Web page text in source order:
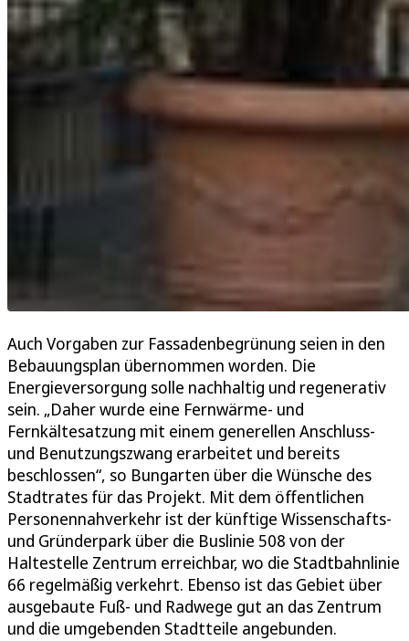
Auch Vorgaben zur Fassadenbegrünung seien in den
Bebauungsplan übernommen worden. Die
Energieversorgung solle nachhaltig und regenerativ
sein. „Daher wurde eine Fernwärme- und
Fernkältesatzung mit einem generellen Anschluss-
und Benutzungszwang erarbeitet und bereits
beschlossen“, so Bungarten über die Wünsche des
Stadtrates für das Projekt. Mit dem öffentlichen
Personennahverkehr ist der künftige Wissenschafts-
und Gründerpark über die Buslinie 508 von der
Haltestelle Zentrum erreichbar, wo die Stadtbahnlinie
66 regelmäßig verkehrt. Ebenso ist das Gebiet über
ausgebaute Fuß- und Radwege gut an das Zentrum
und die umgebenden Stadtteile angebunden.